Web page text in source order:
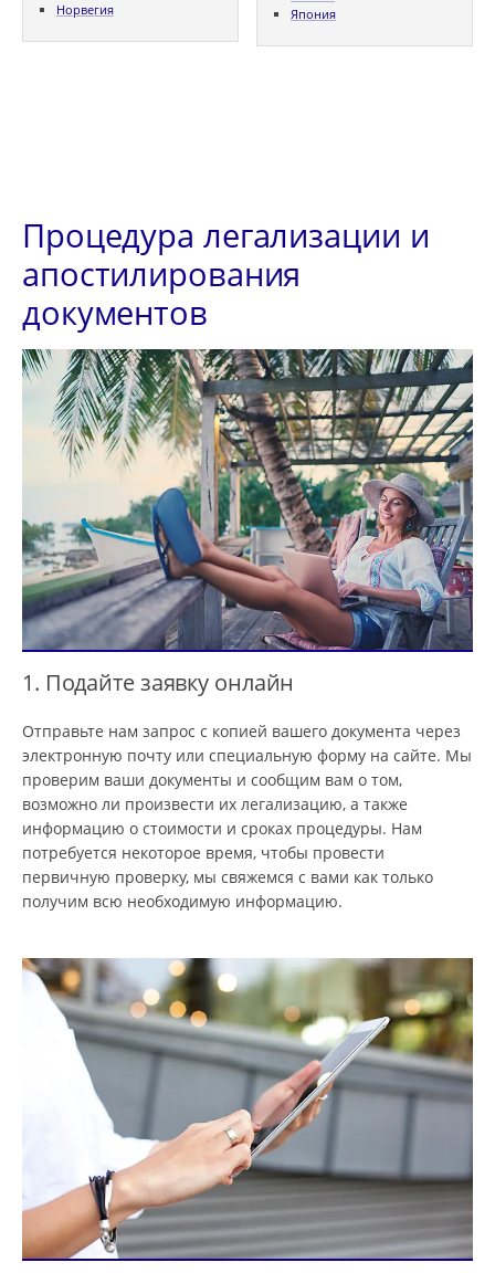
Норвегия
Япония
Процедура легализации и
апостилирования
документов
1. Подайте заявку онлайн
Отправьте нам запрос с копией вашего документа через
электронную почту или специальную форму на сайте. Мы
проверим ваши документы и сообщим вам о том,
возможно ли произвести их легализацию, а также
информацию о стоимости и сроках процедуры. Нам
потребуется некоторое время, чтобы провести
первичную проверку, мы свяжемся с вами как только
получим всю необходимую информацию.